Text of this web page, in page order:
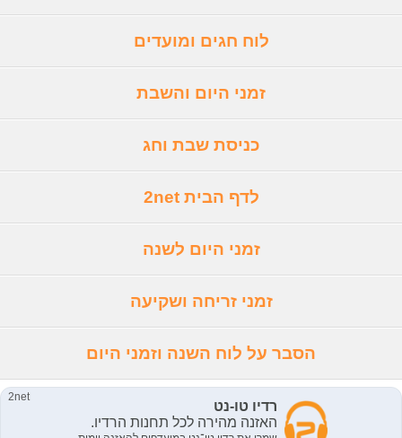
לוח חגים ומועדים
זמני היום והשבת
כניסת שבת וחג
לדף הבית 2net
זמני היום לשנה
זמני זריחה ושקיעה
הסבר על לוח השנה וזמני היום